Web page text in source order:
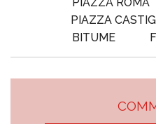
PIAZZA
BITUME